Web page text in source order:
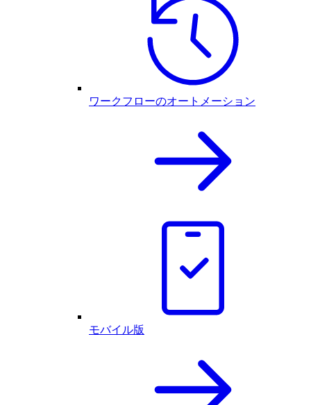
ワークフローのオートメーション
モバイル版